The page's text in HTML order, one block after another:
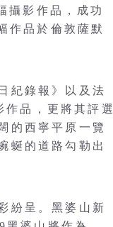
攝影作品，成功
作品於倫敦薩默
紀錄報》以及法
品，更將其評選
的西寧平原一覽
蜒的道路勾勒出
紛呈。黑婆山新